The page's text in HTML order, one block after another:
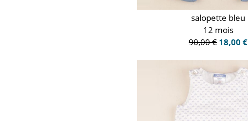
salopette bleu
12 mois
90,00 € 18,00 €